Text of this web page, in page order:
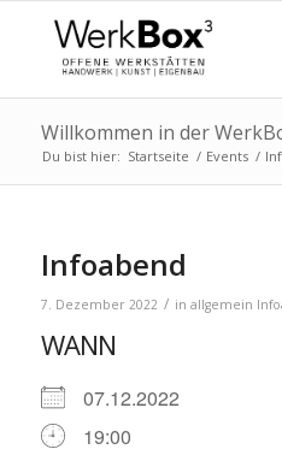
Willkommen in der
Du bist hier: Startseite / Events /
Infoabend
7. Dezember 2022 / in allgemein
WANN
07.12.2022
19:00